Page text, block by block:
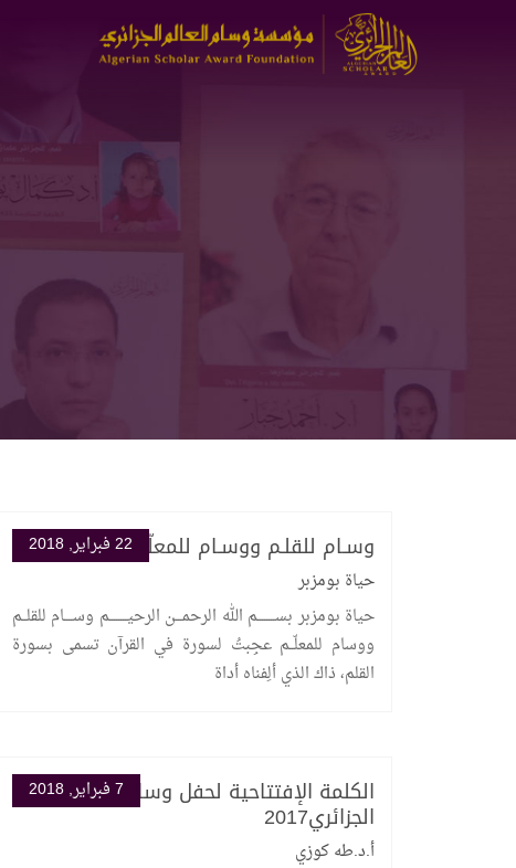
22 فبراير, 2018وسـام للقلـم ووسـام للمعلّــم
حياة بومزبر
حياة بومزبر بســــــــم الله الرحمـــن الرحيــــــــم وســــام للقلــم
ووسام للمعلّــم عجِبتُ لسورة في القرآن تسمى بسورة
القلم، ذاك الذي ألِفناه أداة
7 فبراير, 2018
الكلمة الإفتتاحية لحفل وسام العالم
الجزائري2017
أ.د.طه كوزي